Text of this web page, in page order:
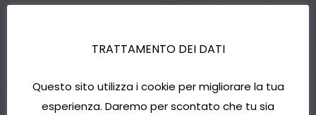
TRATTAMENTO DEI DATI
Questo sito utilizza i cookie per migliorare la tua
esperienza. Daremo per scontato che tu sia